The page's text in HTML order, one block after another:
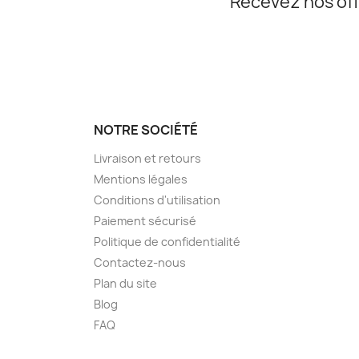
NOTRE SOCIÉTÉ
Livraison et retours
Mentions légales
Conditions d'utilisation
Paiement sécurisé
Politique de confidentialité
Contactez-nous
Plan du site
Blog
FAQ